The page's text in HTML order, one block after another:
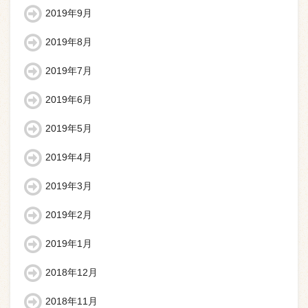
2019年9月
2019年8月
2019年7月
2019年6月
2019年5月
2019年4月
2019年3月
2019年2月
2019年1月
2018年12月
2018年11月